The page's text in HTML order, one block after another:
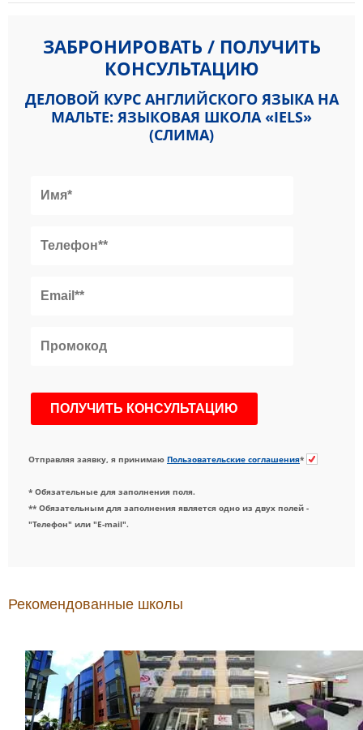
ЗАБРОНИРОВАТЬ / ПОЛУЧИТЬ
КОНСУЛЬТАЦИЮ
ДЕЛОВОЙ КУРС АНГЛИЙСКОГО ЯЗЫКА НА
МАЛЬТЕ: ЯЗЫКОВАЯ ШКОЛА «IELS»
(СЛИМА)
Отправляя заявку, я принимаю Пользовательские соглашения*
* Обязательные для заполнения поля.
** Обязательным для заполнения является одно из двух полей -
"Телефон" или "E-mail".
Рекомендованные школы